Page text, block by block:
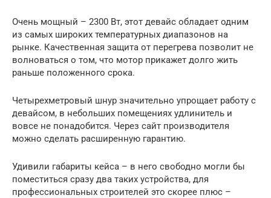
Очень мощный – 2300 Вт, этот девайс обладает одним
из самых широких температурных диапазонов на
рынке. Качественная защита от перегрева позволит не
волноваться о том, что мотор прикажет долго жить
раньше положенного срока.
Четырехметровый шнур значительно упрощает работу с
девайсом, в небольших помещениях удлинитель и
вовсе не понадобится. Через сайт производителя
можно сделать расширенную гарантию.
Удивили габариты кейса – в него свободно могли бы
поместиться сразу два таких устройства, для
профессиональных строителей это скорее плюс –